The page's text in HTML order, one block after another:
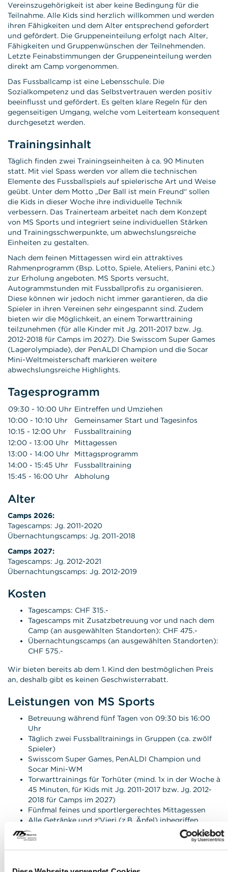
Vereinszugehörigkeit ist aber keine Bedingung für die
Teilnahme. Alle Kids sind herzlich willkommen und werden
ihren Fähigkeiten und dem Alter entsprechend gefordert
und gefördert. Die Gruppeneinteilung erfolgt nach Alter,
Fähigkeiten und Gruppenwünschen der Teilnehmenden.
Letzte Feinabstimmungen der Gruppeneinteilung werden
direkt am Camp vorgenommen.
Das Fussballcamp ist eine Lebensschule. Die
Sozialkompetenz und das Selbstvertrauen werden positiv
beeinflusst und gefördert. Es gelten klare Regeln für den
gegenseitigen Umgang, welche vom Leiterteam konsequent
durchgesetzt werden.
Trainingsinhalt
Täglich finden zwei Trainingseinheiten à ca. 90 Minuten
statt. Mit viel Spass werden vor allem die technischen
Elemente des Fussballspiels auf spielerische Art und Weise
geübt. Unter dem Motto „Der Ball ist mein Freund“ sollen
die Kids in dieser Woche ihre individuelle Technik
verbessern. Das Trainerteam arbeitet nach dem Konzept
von MS Sports und integriert seine individuellen Stärken
und Trainingsschwerpunkte, um abwechslungsreiche
Einheiten zu gestalten.
Nach dem feinen Mittagessen wird ein attraktives
Rahmenprogramm (Bsp. Lotto, Spiele, Ateliers, Panini etc.)
zur Erholung angeboten. MS Sports versucht,
Autogrammstunden mit Fussballprofis zu organisieren.
Diese können wir jedoch nicht immer garantieren, da die
Spieler in ihren Vereinen sehr eingespannt sind. Zudem
bieten wir die Möglichkeit, an einem Torwarttraining
teilzunehmen (für alle Kinder mit Jg. 2011-2017 bzw. Jg.
2012-2018 für Camps im 2027). Die Swisscom Super Games
(Lagerolympiade), der PenALDI Champion und die Socar
Mini-Weltmeisterschaft markieren weitere
abwechslungsreiche Highlights.
Tagesprogramm
09:30 - 10:00 Uhr Eintreffen und Umziehen
10:00 - 10:10 Uhr
Gemeinsamer Start und Tagesinfos
10:15 - 12:00 Uhr
Fussballtraining
12:00 - 13:00 Uhr
Mittagessen
13:00 - 14:00 Uhr
Mittagsprogramm
14:00 - 15:45 Uhr
Fussballtraining
15:45 - 16:00 Uhr
Abholung
Alter
Camps 2026:
Tagescamps: Jg. 2011-2020
Übernachtungscamps: Jg. 2011-2018
Camps 2027:
Tagescamps: Jg. 2012-2021
Übernachtungscamps: Jg. 2012-2019
Kosten
Tagescamps: CHF 315.-
Tagescamps mit Zusatzbetreuung vor und nach dem
Camp (an ausgewählten Standorten): CHF 475.-
Übernachtungscamps (an ausgewählten Standorten):
CHF 575.-
Wir bieten bereits ab dem 1. Kind den bestmöglichen Preis
an, deshalb gibt es keinen Geschwisterrabatt.
Leistungen von MS Sports
Betreuung während fünf Tagen von 09:30 bis 16:00
Uhr
Täglich zwei Fussballtrainings in Gruppen (ca. zwölf
Spieler)
Swisscom Super Games, PenALDI Champion und
Socar Mini-WM
Torwarttrainings für Torhüter (mind. 1x in der Woche à
45 Minuten, für Kids mit Jg. 2011-2017 bzw. Jg. 2012-
2018 für Camps im 2027)
Fünfmal feines und sportlergerechtes Mittagessen
Alle Getränke und z'Vieri (z.B. Äpfel) inbegriffen
Betreuung über den Mittag und Erholungsprogramme
Leistungen von unseren Sponsoren
Komplette Erima-Fussballkleidung (Shirt, Hose,